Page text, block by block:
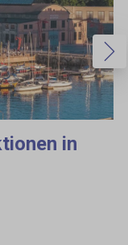
in